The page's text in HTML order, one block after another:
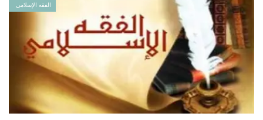
الفقه الإسلامي